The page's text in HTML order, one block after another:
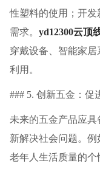
性塑料的使用；开
需求。 yd12300云顶
穿戴设备、智能家
利用。
### 5. 创新五金：促
未来的五金产品应
新解决社会问题。
老年人生活质量的个